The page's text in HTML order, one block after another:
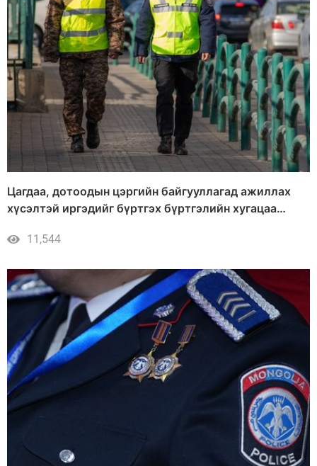
Цагдаа, дотоодын цэргийн байгууллагад ажиллах
хүсэлтэй иргэдийг бүртгэх бүртгэлийн хугацаа
11,544